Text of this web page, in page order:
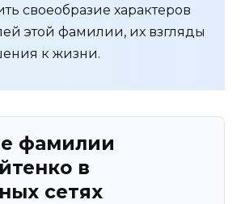
своеобразие характеров
этой фамилии, их взгляды
к жизни.
фамилии
в
сетях